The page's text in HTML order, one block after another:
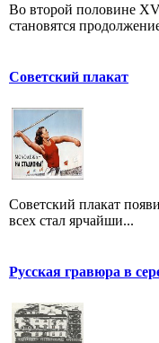
Во второй половине
становятся
Советский плакат
Советский плакат
всех стал ярчайши...
Русская гравюра в